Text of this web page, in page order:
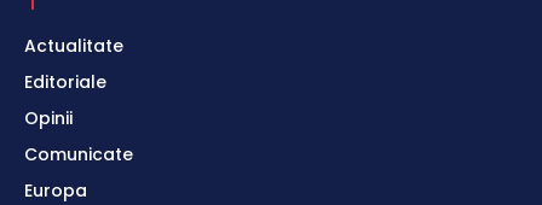
Actualitate
Editoriale
Opinii
Comunicate
Europa